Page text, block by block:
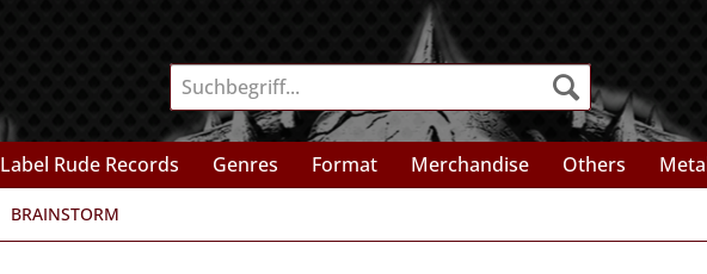
Label Rude Records Genres Format Merchandise Others
BRAINSTORM